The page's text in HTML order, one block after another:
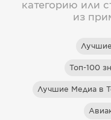
категорию или
из
Топ-100
Лучшие Медиа в